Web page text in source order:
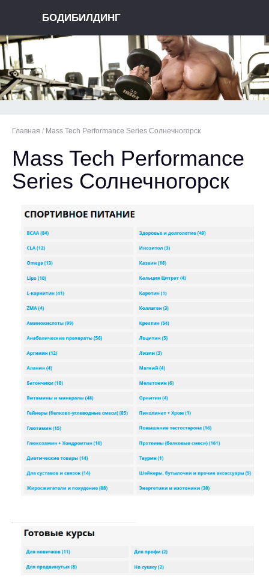
БОДИБИЛДИНГ
Главная / Mass Tech Performance Series Солнечногорск
Mass Tech Performance
Series Солнечногорск